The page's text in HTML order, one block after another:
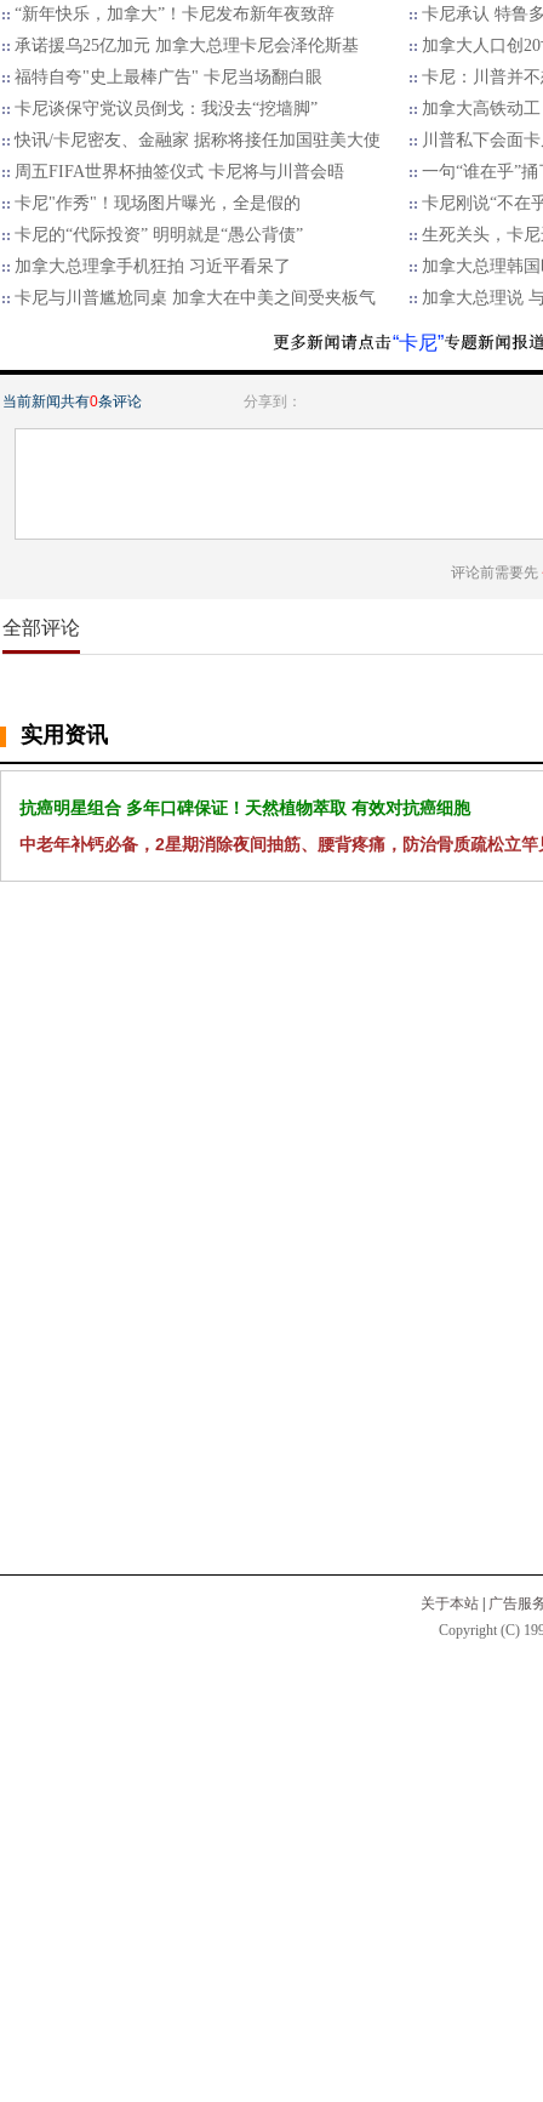
“新年快乐，加拿大”！卡尼发布新年夜致辞
卡尼承认 特鲁
承诺援乌25亿加元 加拿大总理卡尼会泽伦斯基
加拿大人口创
福特自夸"史上最棒广告" 卡尼当场翻白眼
卡尼：川普并
卡尼谈保守党议员倒戈：我没去“挖墙脚”
加拿大高铁动工
快讯/卡尼密友、金融家 据称将接任加国驻美大使
川普私下会面
周五FIFA世界杯抽签仪式 卡尼将与川普会晤
一句“谁在乎”
卡尼"作秀"！现场图片曝光，全是假的
卡尼刚说“不在
卡尼的“代际投资” 明明就是“愚公背债”
生死关头，卡
加拿大总理拿手机狂拍 习近平看呆了
加拿大总理韩
卡尼与川普尴尬同桌 加拿大在中美之间受夹板气
加拿大总理说
“卡尼”
当前新闻共有0条评论 分享到：
评论前需要先
全部评论
实用资讯
抗癌明星组合 多年口碑保证！天然植物萃取 有效对抗癌细胞
中老年补钙必备，2星期消除夜间抽筋、腰背疼痛，防治骨质疏松立竿
关于本站
广告服
Copyright (C)